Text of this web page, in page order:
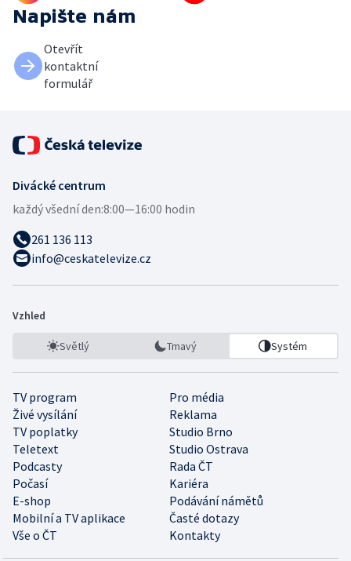
Napište nám
Otevřít
kontaktní
formulář
Divácké centrum
každý všední den:8:00—16:00 hodin
261 136 113
info@ceskatelevize.cz
Vzhled
Světlý Tmavý Systém
TV program
Pro média
Živé vysílání
Reklama
TV poplatky
Studio Brno
Teletext
Studio Ostrava
Podcasty
Rada ČT
Počasí
Kariéra
E-shop
Podávání námětů
Mobilní a TV aplikace
Časté dotazy
Vše o ČT
Kontakty